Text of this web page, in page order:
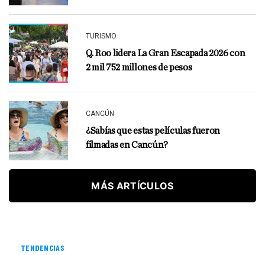
TURISMO
Q. Roo lidera La Gran Escapada 2026 con
2 mil 752 millones de pesos
CANCÚN
¿Sabías que estas películas fueron
filmadas en Cancún?
MÁS ARTÍCULOS
TENDENCIAS